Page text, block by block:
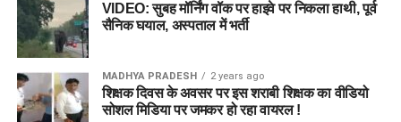
VIDEO: सुबह मॉर्निंग वॉक पर हाइवे पर निकला हाथी, पूर्व
सैनिक घयाल, अस्पताल में भर्ती
MADHYA PRADESH 2 years ago
शिक्षक दिवस के अवसर पर इस शराबी शिक्षक का वीडियो
सोशल मिडिया पर जमकर हो रहा वायरल !